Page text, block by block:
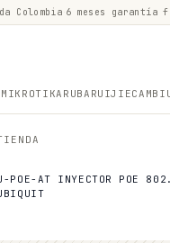
Colombia 6 meses garantía
MIKROTIKARUBA RUIJIE
POE-AT INYECTOR POE